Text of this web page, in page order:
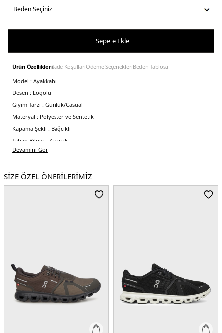
Sepete Ekle
Ürün Özellikleriİade KoşullarıÖdeme SeçenekleriBeden Tablosu
Model : Ayakkabı
Desen : Logolu
Giyim Tarzı : Günlük/Casual
Materyal : Polyester ve Sentetik
Kapama Şekli : Bağcıklı
Taban Bilgisi : Kauçuk
Detay :>br>-Su Geçirmez
gün performans ve destek için tasarlanmış Speedboard®
Üretim Yeri :Vietnam
Devamını Gör
SİZE ÖZEL ÖNERİLERİMİZ